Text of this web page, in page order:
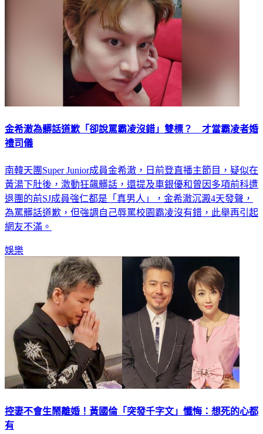
金希澈為髒話道歉「卻說罵霸凌沒錯」雙標？ 才當霸凌者婚
禮司儀
南韓天團Super Junior成員金希澈，日前登直播主節目，疑似在
黃湯下肚後，激動狂飆髒話，還提及車銀優和曾因多項前科遭
退團的前SJ成員強仁都是「真男人」，金希澈沉澱4天發聲，
為罵髒話道歉，但強調自己辱罵校園霸凌沒有錯，此舉再引起
網友不滿。
娛樂
控妻不會生鬧離婚！黃國倫「突發千字文」懺悔：想死的心都
有